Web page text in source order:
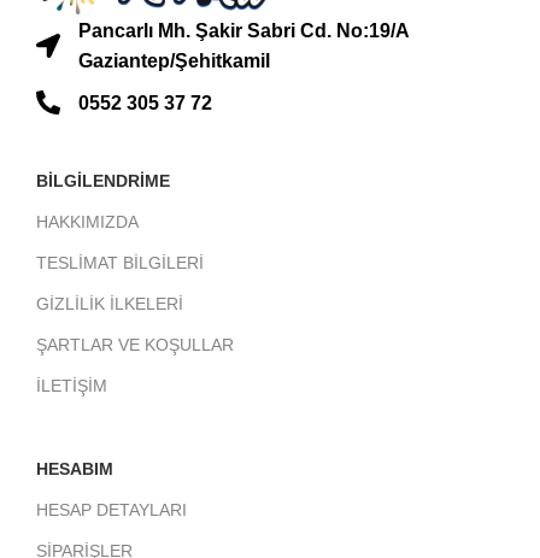
Pancarlı Mh. Şakir Sabri Cd. No:19/A
Gaziantep/Şehitkamil
0552 305 37 72
BİLGİLENDRİME
HAKKIMIZDA
TESLİMAT BİLGİLERİ
GİZLİLİK İLKELERİ
ŞARTLAR VE KOŞULLAR
İLETİŞİM
HESABIM
HESAP DETAYLARI
SİPARİŞLER